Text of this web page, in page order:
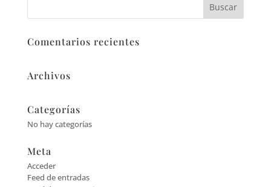
Comentarios recientes
Archivos
Categorías
No hay categorías
Meta
Acceder
Feed de entradas